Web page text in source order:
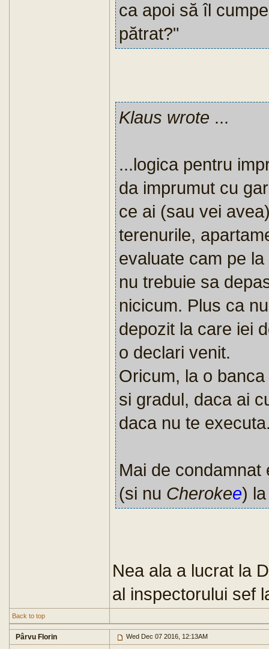
ca apoi să îl
pătrat?"
Klaus wrote ...
...logica pentru
da imprumut cu
ce ai (sau vei
terenurile,
evaluate cam pe
nu trebuie sa
nicicum. Plus ca
depozit la care iei
o declari venit.
Oricum, la o
si gradul, daca ai
daca nu te
Mai de
(si nu Cherokee)
Nea ala a lucrat la
al inspectorului sef
Back to top
Pârvu Florin Wed Dec 07 2016, 12:13AM